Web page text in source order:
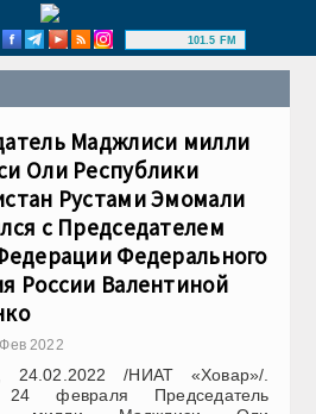
101.5 FM
Маджлиси милли
Оли Республики
Рустами Эмомали
с Председателем
Федерального
России Валентиной
2022
24.02.2022 /НИАТ «Ховар»/.
февраля Председатель